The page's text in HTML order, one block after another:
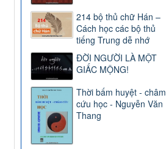
214 bộ thủ chữ Hán –
Cách học các bộ thủ
tiếng Trung dễ nhớ
ĐỜI NGƯỜI LÀ MỘT
GIẤC MỘNG!
Thời bấm huyệt - châm
cứu học - Nguyễn Văn
Thang